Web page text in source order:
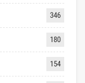
346
180
154